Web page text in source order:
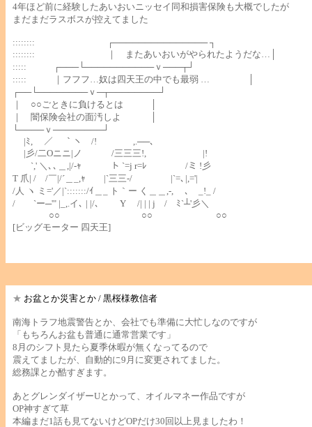
4年ほど前に経験したあいおいニッセイ同和損害保険も大概でしたが
まだまだラスボスが控えてました
:::::::: ┌─────────────── ┐
:::::::: ｜ またあいおいがやられたようだな…│
::::: ┌───└───────────ｖ───┬┘
::::: ｜フフフ…奴は四天王の中でも最弱 … │
┌──└────────ｖ─┬────────┘
｜ ○○ごときに負けるとは │
｜ 闇保険会社の面汚しよ │
└────ｖ────────┘
|ﾐ, ／ ｀ヽ /! ,.──､
|彡/二Oニニ|ノ /三三三!, |!
`,' ＼､､＿,|/-ｬ ト `=j r=ﾚ /ミ !彡
T 爪| / /￣|/´＿_,ｬ |`三三‐/ |`=､|,='|
/人 ヽ ミ='／|`:::::::/ｲ＿_ ト｀ー く＿＿,-, ､ _!_ /
/ `ー─'" |_,.イ､ | |/､ Y /| | | j / ﾐ`┴'彡＼
○○ ○○ ○○
[ビッグモーター 四天王]
★ お盆とか災害とか / 黒桜様教信者
南海トラフ地震警告とか、会社でも準備に大忙しなのですが
「もちろんお盆も普通に通常営業です」
8月のシフト見たら夏季休暇が無くなってるので
震えてましたが、自動的に9月に変更されてました。
総務課とか酷すぎます。
あとグレンダイザーUとかって、オイルマネー作品ですが
OP神すぎて草
本編まだ1話も見てないけどOPだけ30回以上見ましたわ！